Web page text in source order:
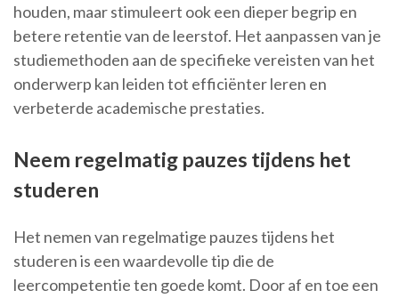
houden, maar stimuleert ook een dieper begrip en
betere retentie van de leerstof. Het aanpassen van je
studiemethoden aan de specifieke vereisten van het
onderwerp kan leiden tot efficiënter leren en
verbeterde academische prestaties.
Neem regelmatig pauzes tijdens het
studeren
Het nemen van regelmatige pauzes tijdens het
studeren is een waardevolle tip die de
leercompetentie ten goede komt. Door af en toe een